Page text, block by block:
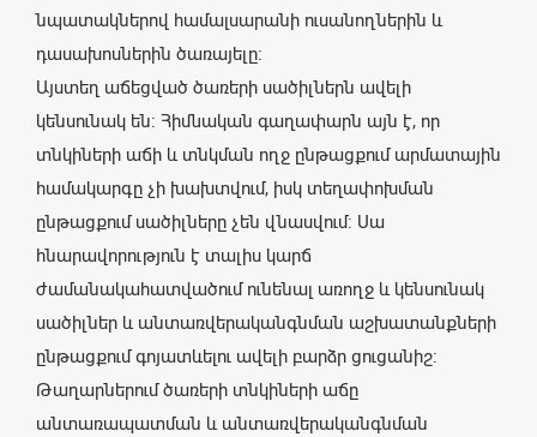
նպատակներով համալսարանի ուսանողներին և
դասախոսներին ծառայելը։
Այստեղ աճեցված ծառերի սածիլներն ավելի
կենսունակ են: Հիմնական գաղափարն այն է, որ
տնկիների աճի և տնկման ողջ ընթացքում արմատային
համակարգը չի խախտվում, իսկ տեղափոխման
ընթացքում սածիլները չեն վնասվում: Սա
հնարավորություն է տալիս կարճ
ժամանակահատվածում ունենալ առողջ և կենսունակ
սածիլներ և անտառվերականգնման աշխատանքների
ընթացքում գոյատևելու ավելի բարձր ցուցանիշ:
Թաղարներում ծառերի տնկիների աճը
անտառապատման և անտառվերականգնման